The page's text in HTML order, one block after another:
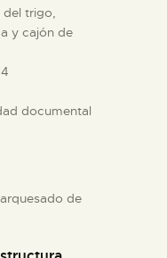
del trigo,
y cajón de
documental
de